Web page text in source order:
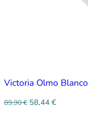
Victoria Olmo Blanco
89,90€ 58,44 €